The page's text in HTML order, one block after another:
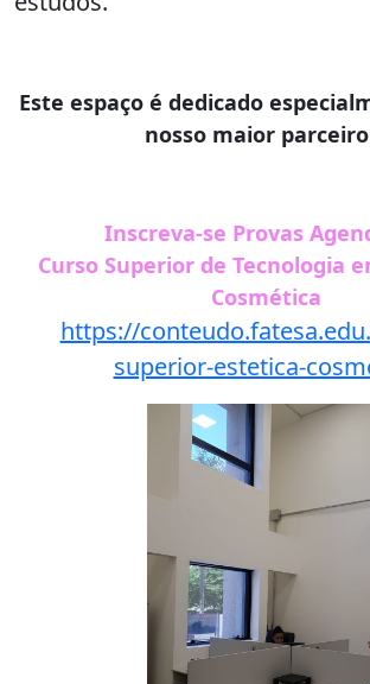
Este espaço é dedicado
nosso maior
Inscreva-se Provas
Curso Superior de Tecnologia
Cosmética
https://
superior-estetica-